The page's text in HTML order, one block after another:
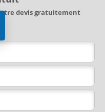
devis gratuitement